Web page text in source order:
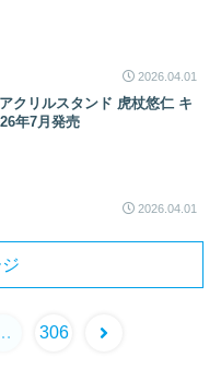
2026.04.01
クリルスタンド 虎杖悠仁 キ
年7月発売
2026.04.01
306